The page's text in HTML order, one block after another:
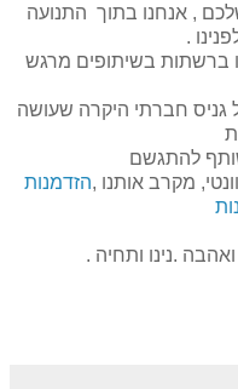
, אנחנו בתוך התנועה
.
ברשתות בשיתופים מרגש
גניס חברתי היקרה שעושה
להתגשם
מקרב אותנו ,הזדמנות
.נינו ותחיה .